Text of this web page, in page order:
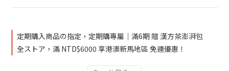
定期購入商品の指定，定期購專屬｜滿6期 贈 漢方茶澎湃包
全ストア，滿 NTD$6000 享港澳新馬地區 免運優惠！